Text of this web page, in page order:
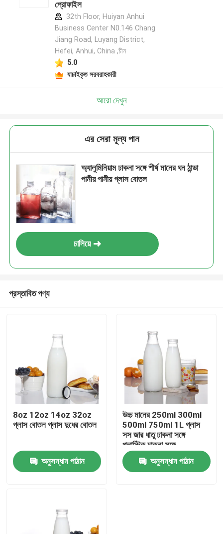
বাড়ি
আমাদের সম্পর্কে
প্রোফাইল
32th Floor, Huiyan Anhui
Business Center N0.146 Chang
Jiang Road, Luyang District,
Hefei, Anhui, China ,চীন
5.0
যাচাইকৃত সরবরাহকারী
আরো দেখুন
এর সেরা মূল্য পান
অ্যালুমিনিয়াম ঢাকনা সঙ্গে শীর্ষ মানের ঘন ঠান্ডা
পানীয় পানীয় গ্লাস বোতল
চালিয়ে
প্রস্তাবিত পণ্য
8oz 12oz 14oz 32oz
গ্লাস বোতল গ্লাস দুধের বোতল
অনুসন্ধান পাঠান
উচ্চ মানের 250ml 300ml
500ml 750ml 1L গ্লাস
সস জার ধাতু ঢাকনা সঙ্গে
প্লাস্টিক ঢাকনা সঙ্গে
অনুসন্ধান পাঠান